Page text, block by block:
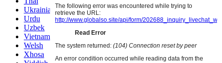
Ukrainian
Urdu
Uzbek
Vietnamese
Welsh
Xhosa